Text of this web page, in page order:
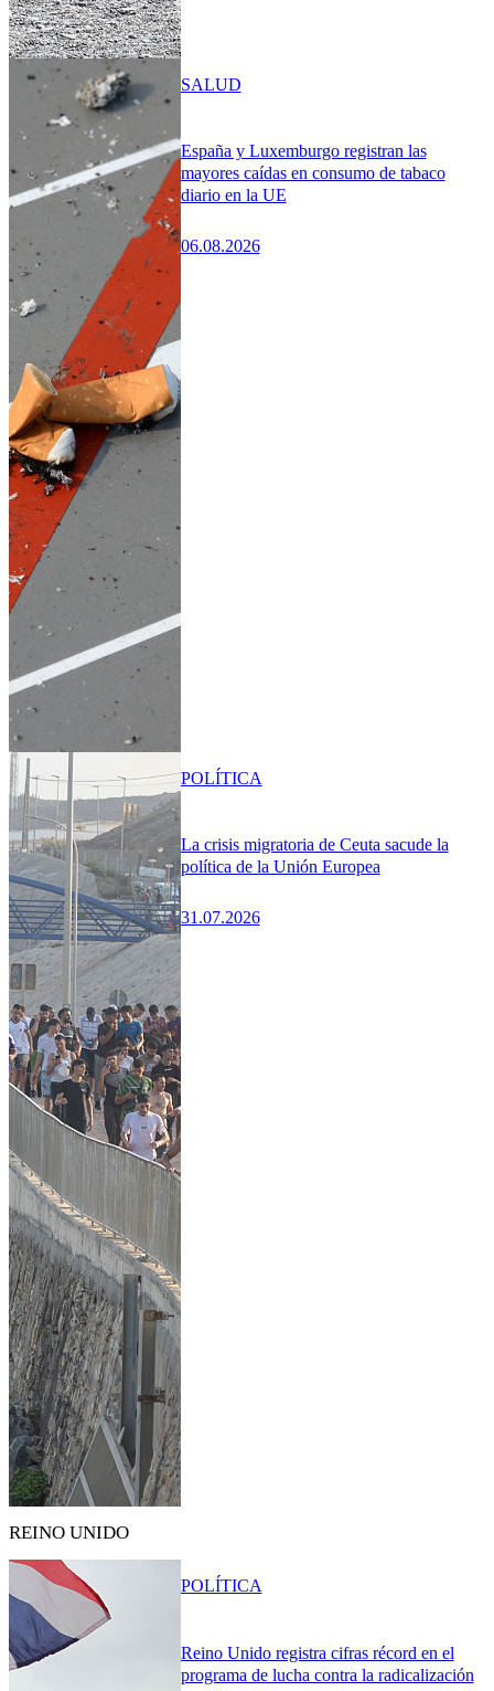
España y Luxemburgo registran las
mayores caídas en consumo de tabaco
diario en la UE
06.08.2026
SALUD
La crisis migratoria de Ceuta sacude la
política de la Unión Europea
31.07.2026
POLÍTICA
REINO UNIDO
Reino Unido registra cifras récord en el
programa de lucha contra la radicalización
POLÍTICA